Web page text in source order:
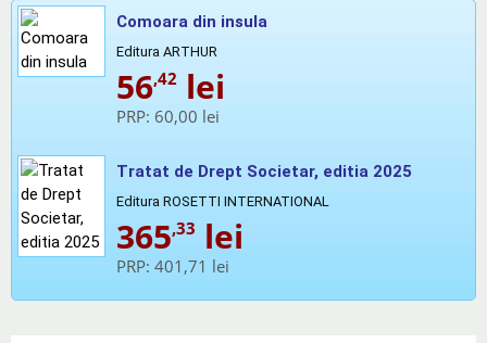
Comoara din insula
Editura ARTHUR
56,42 lei
PRP: 60,00 lei
Tratat de Drept Societar, editia 2025
Editura ROSETTI INTERNATIONAL
365,33 lei
PRP: 401,71 lei